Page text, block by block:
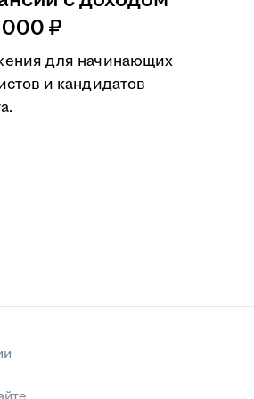
000 ₽
для начинающих
и кандидатов